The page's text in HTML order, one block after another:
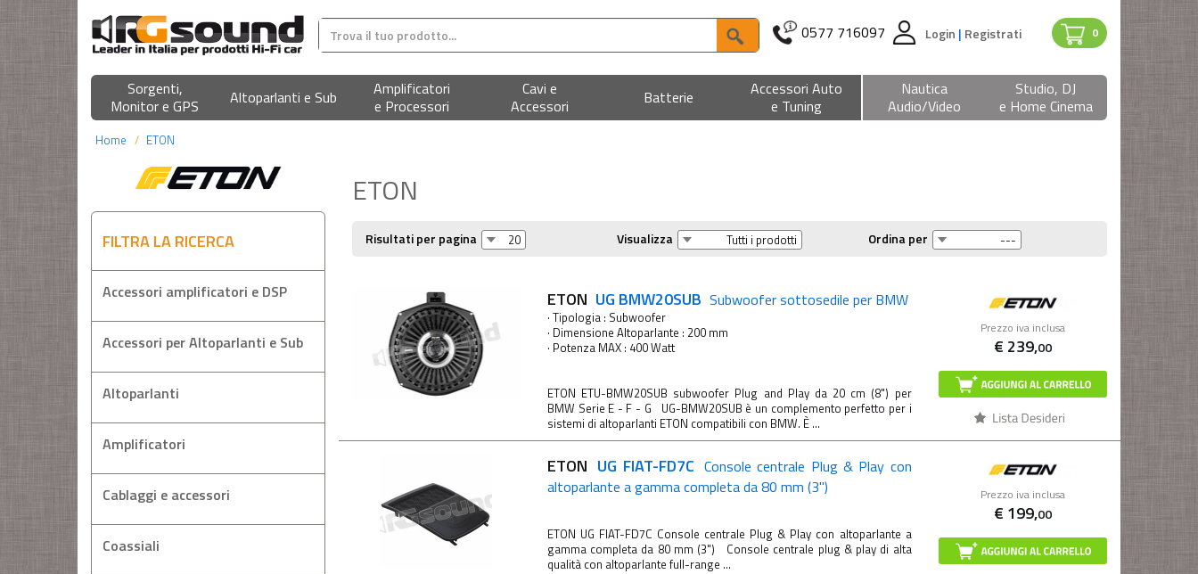
0
0577 716097 Login | Registrati
Sorgenti,
Monitor e GPS
Altoparlanti e Sub
Amplificatori
e Processori
Cavi e
Accessori
Batterie
Accessori Auto
e Tuning
Nautica
Audio/Video
Studio, DJ
e Home Cinema
Home ETON
FILTRA LA RICERCA
Accessori amplificatori e DSP
Accessori per Altoparlanti e Sub
Altoparlanti
Amplificatori
Cablaggi e accessori
Coassiali
ETON
Risultati per pagina Visualizza Ordina per
Prezzo iva inclusa
€ 239,00
ETON UG BMW20SUB Subwoofer sottosedile per BMW
· Tipologia : Subwoofer
· Dimensione Altoparlante : 200 mm
· Potenza MAX : 400 Watt
ETON ETU-BMW20SUB subwoofer Plug and Play da 20 cm (8") per
BMW Serie E - F - G UG-BMW20SUB è un complemento perfetto per i
sistemi di altoparlanti ETON compatibili con BMW. È ...
Prezzo iva inclusa
€ 199,00
ETON UG FIAT-FD7C Console centrale Plug & Play con
altoparlante a gamma completa da 80 mm (3")
ETON UG FIAT-FD7C Console centrale Plug & Play con altoparlante a
gamma completa da 80 mm (3") Console centrale plug & play di alta
qualità con altoparlante full-range ...